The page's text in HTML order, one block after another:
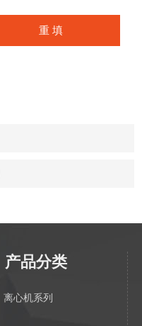
产品分类
离心机系列